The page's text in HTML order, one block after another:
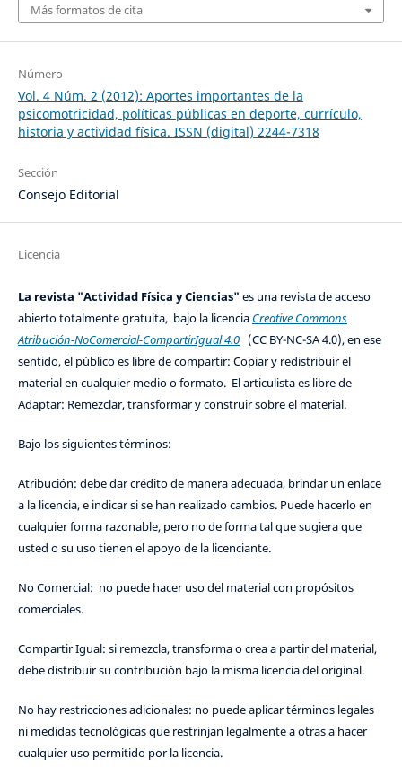
Más formatos de cita
Número
Vol. 4 Núm. 2 (2012): Aportes importantes de la
psicomotricidad, políticas públicas en deporte, currículo,
historia y actividad física. ISSN (digital) 2244-7318
Sección
Consejo Editorial
Licencia
La revista "Actividad Física y Ciencias" es una revista de acceso
abierto totalmente gratuita, bajo la licencia Creative Commons
Atribución-NoComercial-CompartirIgual 4.0(CC BY-NC-SA 4.0), en ese
sentido, el público es libre de compartir: Copiar y redistribuir el
material en cualquier medio o formato. El articulista es libre de
Adaptar: Remezclar, transformar y construir sobre el material.
Bajo los siguientes términos:
Atribución: debe dar crédito de manera adecuada, brindar un enlace
a la licencia, e indicar si se han realizado cambios. Puede hacerlo en
cualquier forma razonable, pero no de forma tal que sugiera que
usted o su uso tienen el apoyo de la licenciante.
No Comercial: no puede hacer uso del material con propósitos
comerciales.
Compartir Igual: si remezcla, transforma o crea a partir del material,
debe distribuir su contribución bajo la misma licencia del original.
No hay restricciones adicionales: no puede aplicar términos legales
ni medidas tecnológicas que restrinjan legalmente a otras a hacer
cualquier uso permitido por la licencia.